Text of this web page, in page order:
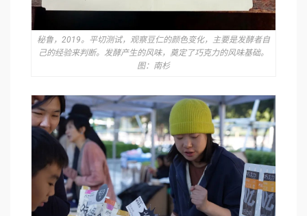
秘鲁，2019。平切测试，观察⾖仁的颜⾊变化，主要是发酵者⾃
⼰的经验来判断。发酵产⽣的⻛味，奠定了巧克⼒的⻛味基础。
图：南杉